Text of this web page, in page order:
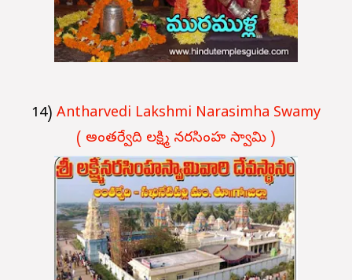
14) Antharvedi Lakshmi Narasimha Swamy
( అంతర్వేది లక్ష్మి నరసింహ స్వామి )